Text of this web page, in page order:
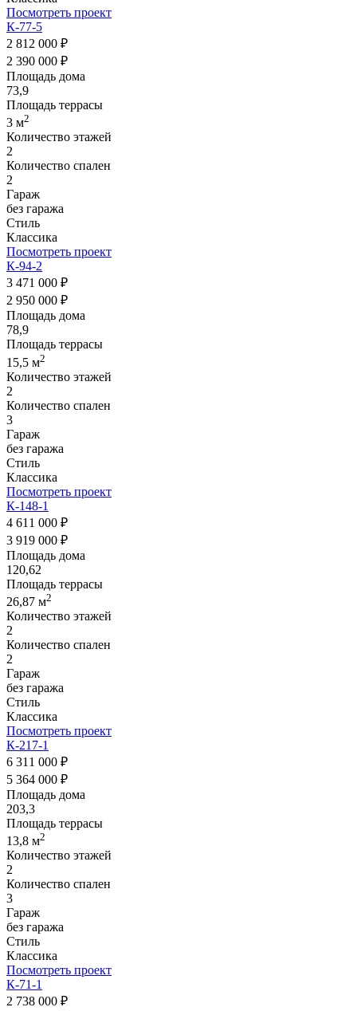
Посмотреть проект
К-77-5
2 812 000 ₽
2 390 000 ₽
Площадь дома
73,9
Площадь террасы
3 м2
Количество этажей
2
Количество спален
2
Гараж
без гаража
Стиль
Классика
Посмотреть проект
К-94-2
3 471 000 ₽
2 950 000 ₽
Площадь дома
78,9
Площадь террасы
15,5 м2
Количество этажей
2
Количество спален
3
Гараж
без гаража
Стиль
Классика
Посмотреть проект
К-148-1
4 611 000 ₽
3 919 000 ₽
Площадь дома
120,62
Площадь террасы
26,87 м2
Количество этажей
2
Количество спален
2
Гараж
без гаража
Стиль
Классика
Посмотреть проект
К-217-1
6 311 000 ₽
5 364 000 ₽
Площадь дома
203,3
Площадь террасы
13,8 м2
Количество этажей
2
Количество спален
3
Гараж
без гаража
Стиль
Классика
Посмотреть проект
К-71-1
2 738 000 ₽